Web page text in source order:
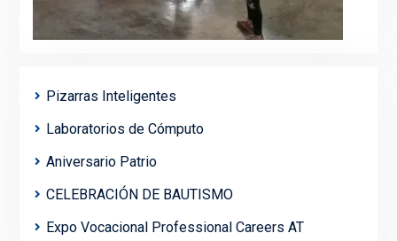
Pizarras Inteligentes
Laboratorios de Cómputo
Aniversario Patrio
CELEBRACIÓN DE BAUTISMO
Expo Vocacional Professional Careers AT